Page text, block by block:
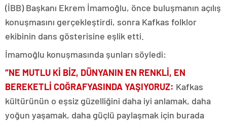
(İBB) Başkanı Ekrem İmamoğlu, önce buluşmanın açılış
konuşmasını gerçekleştirdi, sonra Kafkas folklor
ekibinin dans gösterisine eşlik etti.
İmamoğlu konuşmasında şunları söyledi:
“NE MUTLU Kİ BİZ, DÜNYANIN EN RENKLİ, EN
BEREKETLİ COĞRAFYASINDA YAŞIYORUZ: Kafkas
kültürünün o eşsiz güzelliğini daha iyi anlamak, daha
yoğun yaşamak, daha güçlü paylaşmak için burada